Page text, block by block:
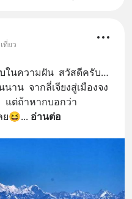
ที่ยว
ในความฝัน  สวัสดีครับ…
าน  จากลี่เจียงสู่เมืองจง
แต่ถ้าหากบอกว่า
ย😆... อ่านต่อ